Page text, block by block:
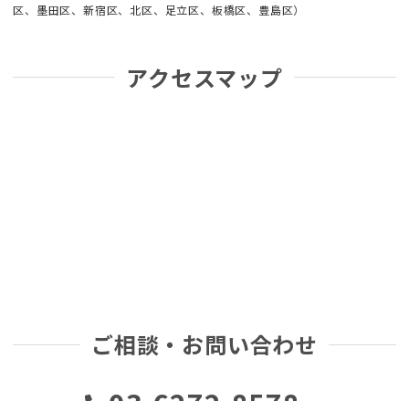
区、墨田区、新宿区、北区、足立区、板橋区、豊島区）
アクセスマップ
ご相談・お問い合わせ